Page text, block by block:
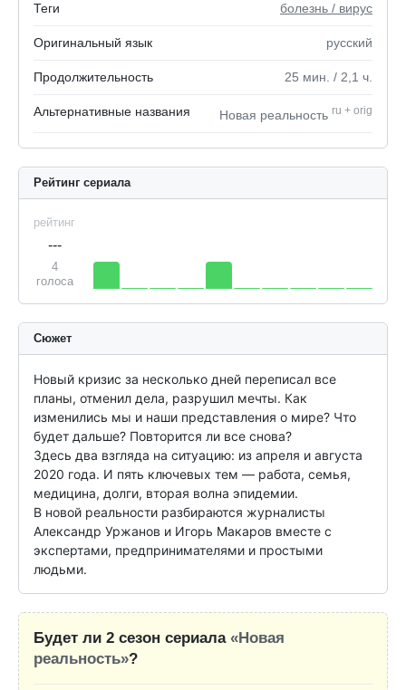
Теги болезнь / вирус
Оригинальный язык русский
Продолжительность 25 мин. / 2,1 ч.
Альтернативные названия Новая реальность ru + orig
Рейтинг сериала
рейтинг
---
4
голоса
Сюжет
Новый кризис за несколько дней переписал все
планы, отменил дела, разрушил мечты. Как
изменились мы и наши представления о мире? Что
будет дальше? Повторится ли все снова?
Здесь два взгляда на ситуацию: из апреля и августа
2020 года. И пять ключевых тем — работа, семья,
медицина, долги, вторая волна эпидемии.
В новой реальности разбираются журналисты
Александр Уржанов и Игорь Макаров вместе с
экспертами, предпринимателями и простыми
людьми.
Будет ли 2 сезон сериала «Новая
реальность»?